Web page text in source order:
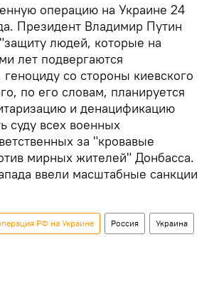
операцию на Украине 24
Президент Владимир Путин
людей, которые на
лет подвергаются
геноциду со стороны киевского
по его словам, планируется
и денацификацию
суду всех военных
за "кровавые
мирных жителей" Донбасса.
ввели масштабные санкции
РФ на Украине Россия Украина